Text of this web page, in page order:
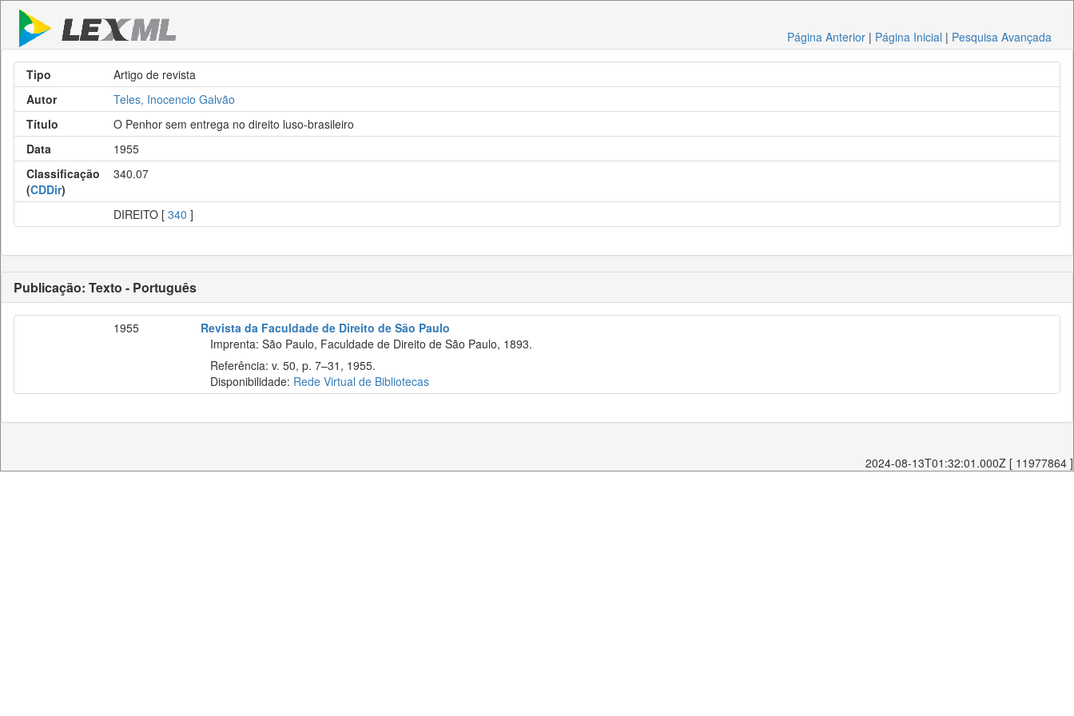
Página Anterior | Página Inicial | Pesquisa Avançada
Tipo
Artigo de revista
Autor
Teles, Inocencio Galvão
Título
O Penhor sem entrega no direito luso-brasileiro
Data
1955
Classificação
(CDDir)
340.07
DIREITO [ 340 ]
Publicação: Texto - Português
1955
Revista da Faculdade de Direito de São Paulo
Imprenta: São Paulo, Faculdade de Direito de São Paulo, 1893.
Referência: v. 50, p. 7–31, 1955.
Disponibilidade: Rede Virtual de Bibliotecas
2024-08-13T01:32:01.000Z [ 11977864 ]